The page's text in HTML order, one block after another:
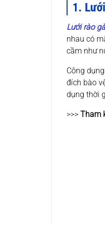
1.
Lưới rào gà
nhau có
cầm như
Công
đích bào
dụng thời
>>> Tham